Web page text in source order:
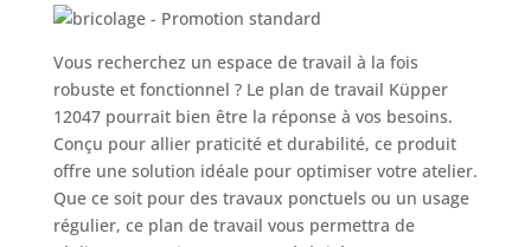
Vous recherchez un espace de travail à la fois
robuste et fonctionnel ? Le plan de travail Küpper
12047 pourrait bien être la réponse à vos besoins.
Conçu pour allier praticité et durabilité, ce produit
offre une solution idéale pour optimiser votre atelier.
Que ce soit pour des travaux ponctuels ou un usage
régulier, ce plan de travail vous permettra de